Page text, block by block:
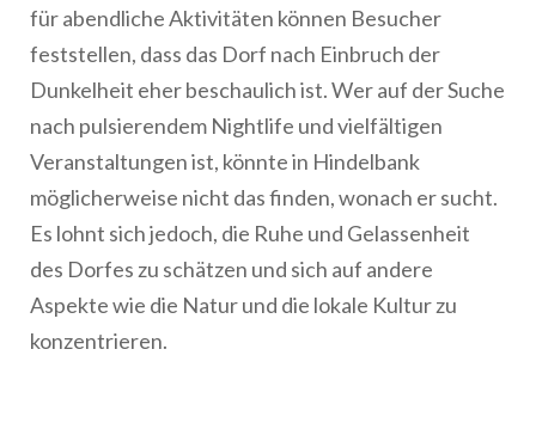
für abendliche Aktivitäten können Besucher
feststellen, dass das Dorf nach Einbruch der
Dunkelheit eher beschaulich ist. Wer auf der Suche
nach pulsierendem Nightlife und vielfältigen
Veranstaltungen ist, könnte in Hindelbank
möglicherweise nicht das finden, wonach er sucht.
Es lohnt sich jedoch, die Ruhe und Gelassenheit
des Dorfes zu schätzen und sich auf andere
Aspekte wie die Natur und die lokale Kultur zu
konzentrieren.